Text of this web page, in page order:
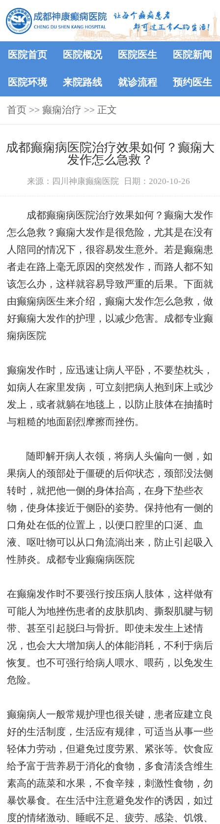
医院首页 医院概况 医院医生 医院新闻
医院环境 来院路线 就诊流程 预约医生
首页 >> 癫痫治疗 >> 正文
成都癫痫病医院治疗效果如何？癫痫大
发作怎么急救？
来源：四川神康癫痫医院 日期：2020-10-26
成都癫痫病医院治疗效果如何？癫痫大发作
怎么急救？癫痫大发作是很危险，尤其是在没有
人陪同的情况下，很容易发生意外。若是癫痫患
者走在路上毫无原因的突然发作，而路人都不知
该怎么办，这样就容易导致严重的后果。下面就
由癫痫病医生来介绍，癫痫大发作怎么急救，做
好癫痫大发作的护理，以减少危害。 成都专业癫
痫病医院
癫痫发作时，应迅速让病人平卧，不要垫枕头，
如病人在家里发病，可立刻把病人抱到床上或沙
发上，或者就躺在地毯上，以防止肢体在抽搐时
与粗糙的地面剧烈摩擦而挫伤。
随即解开病人衣领，将病人头偏向一侧，如
果病人的颈部处于僵硬的后仰状态，颈部没法侧
转时，就把他一侧的身体抬高，在身下垫些衣
物，使身体接近于侧卧的姿势。保持他有一侧的
口角处在低的位置上，以便口腔里的口涎、血
液、呕吐物可以从口角流淌出来，防止引起吸入
性肺炎。 成都专业癫痫病医院
在癫痫发作时不要强行按压病人肢体，这样做有
可能人为地挫伤患者的皮肤肌肉、撕裂肌腱与韧
带、甚至引起脱臼与骨折。即使未发生上述情
况，也会大大增加病人的体能消耗，不利于病后
恢复。也不可强行给病人喂水、喂药，以免发生
危险。
癫痫病人一般常规护理也很关键，患者应建立良
好的生活制度，生活应有规律，可适当从事一些
轻体力劳动，但避免过度劳累、紧张等。饮食应
给予富于营养易于消化的食物，多食清淡含维生
素高的蔬菜和水果，不食辛辣，刺激性食物，勿
暴饮暴食。在生活中注意避免发作的诱因，如过
度的情绪激动、睡眠不足、疲劳、感染、饥饿、